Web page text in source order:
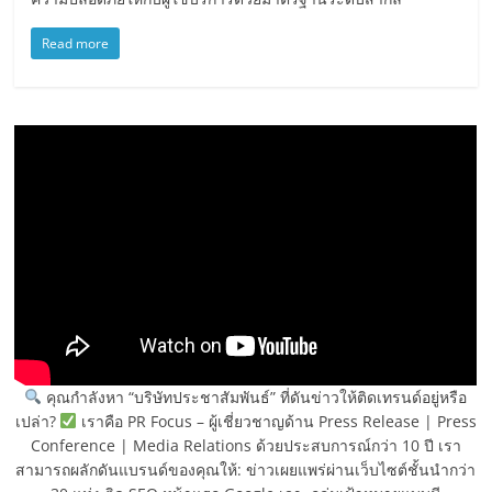
Read more
คุณกำลังหา “บริษัทประชาสัมพันธ์” ที่ดันข่าวให้ติดเทรนด์อยู่หรือ
เปล่า?
เราคือ PR Focus – ผู้เชี่ยวชาญด้าน Press Release | Press
Conference | Media Relations ด้วยประสบการณ์กว่า 10 ปี เรา
สามารถผลักดันแบรนด์ของคุณให้: ข่าวเผยแพร่ผ่านเว็บไซต์ชั้นนำกว่า